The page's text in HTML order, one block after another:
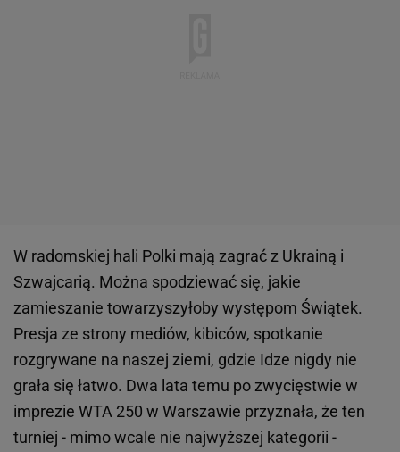
W radomskiej hali Polki mają zagrać z Ukrainą i
Szwajcarią. Można spodziewać się, jakie
zamieszanie towarzyszyłoby występom Świątek.
Presja ze strony mediów, kibiców, spotkanie
rozgrywane na naszej ziemi, gdzie Idze nigdy nie
grała się łatwo. Dwa lata temu po zwycięstwie w
imprezie WTA 250 w Warszawie przyznała, że ten
turniej - mimo wcale nie najwyższej kategorii -